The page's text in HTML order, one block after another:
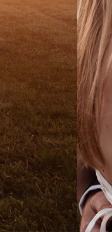
słońca